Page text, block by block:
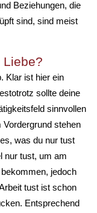
Beziehungen, die
sind, sind meist
Liebe?
Klar ist hier ein
sollte deine
sinnvollen
Vordergrund stehen
was du nur tust
nur tust, um am
jedoch
tust ist schon
Entsprechend